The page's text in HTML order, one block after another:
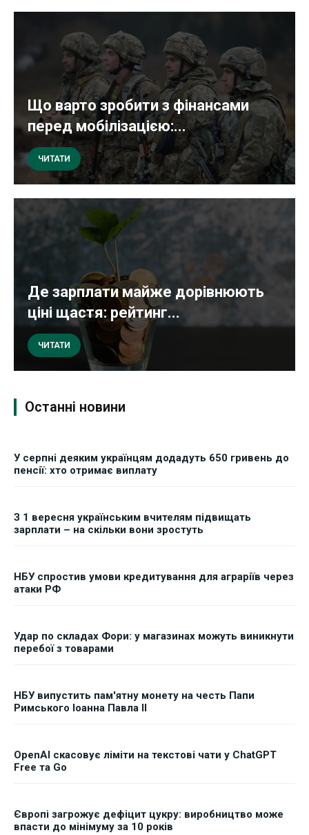
Що варто зробити з фінансами
перед мобілізацією:...
ЧИТАТИ
Де зарплати майже дорівнюють
ціні щастя: рейтинг...
ЧИТАТИ
Останні новини
У серпні деяким українцям додадуть 650 гривень до
пенсії: хто отримає виплату
З 1 вересня українським вчителям підвищать
зарплати – на скільки вони зростуть
НБУ спростив умови кредитування для аграріїв через
атаки РФ
Удар по складах Фори: у магазинах можуть виникнути
перебої з товарами
НБУ випустить пам'ятну монету на честь Папи
Римського Іоанна Павла II
OpenAI скасовує ліміти на текстові чати у ChatGPT
Free та Go
Європі загрожує дефіцит цукру: виробництво може
впасти до мінімуму за 10 років